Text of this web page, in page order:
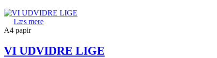
Læs mere
A4 papir
VI UDVIDRE LIGE